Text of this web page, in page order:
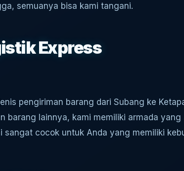
semuanya bisa kami tangani.
Express
pengiriman barang dari Subang ke
barang lainnya, kami memiliki armada
sangat cocok untuk Anda yang memiliki